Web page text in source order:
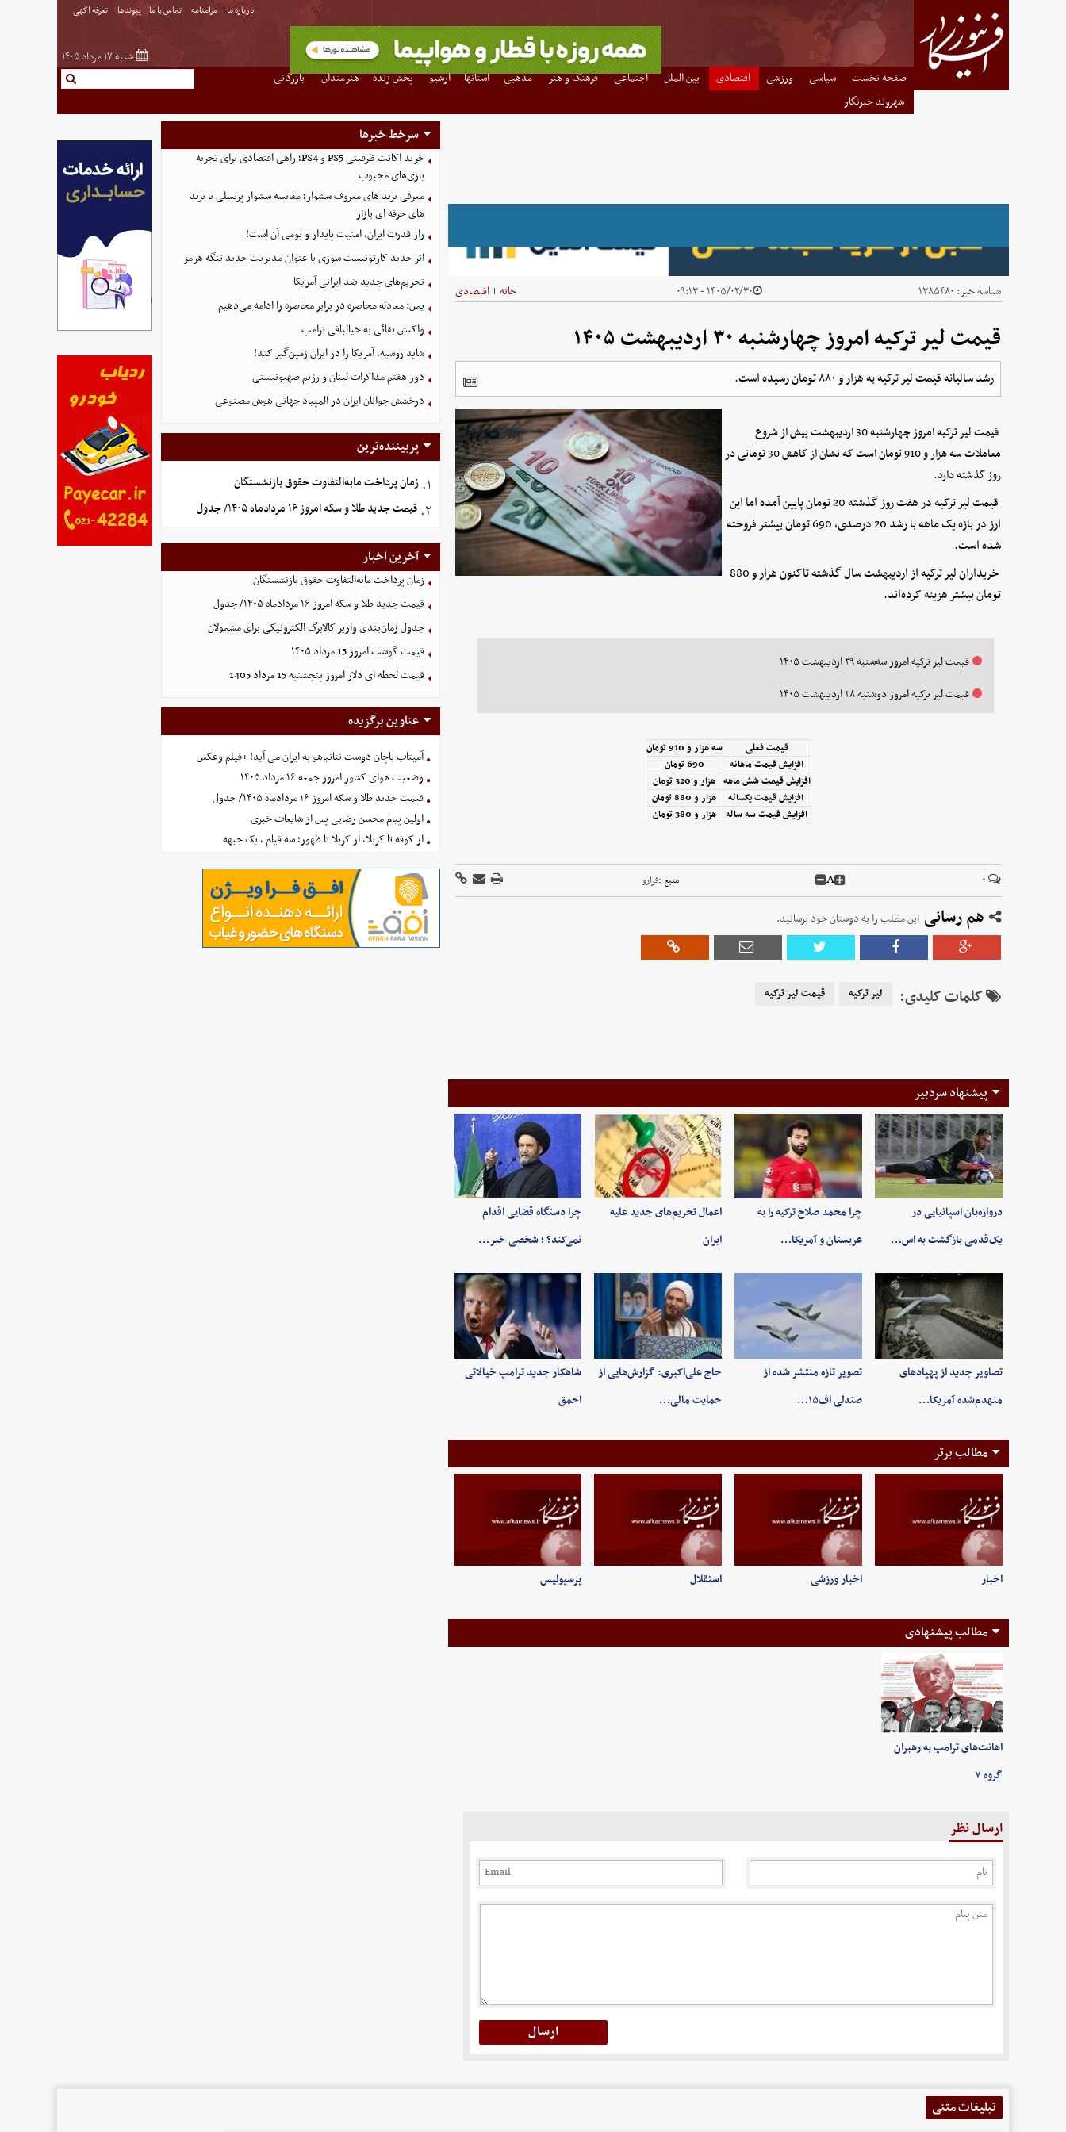
درباره ما مرامنامه تماس با ما پیوندها تعرفه اگهی
شنبه ۱۷ مرداد ۱۴۰۵
صفحه نخست سیاسی ورزشی اقتصادی بین الملل اجتماعی فرهنگ و هنر مذهبی استانها آرشیو پخش زنده هنرمندان
بازرگانی
شهروند خبرنگار
شناسه خبر: ۱۳۸۵۴۸۰ ۱۴۰۵/۰۲/۳۰ - ۰۹:۱۳ خانه | اقتصادی
قیمت لیر ترکیه امروز چهارشنبه ۳۰ اردیبهشت ۱۴۰۵
رشد سالیانه قیمت لیر ترکیه به هزار و ۸۸۰ تومان رسیده است.
قیمت لیر ترکیه امروز چهارشنبه 30 اردیبهشت پیش از شروع
معاملات سه هزار و 910 تومان است که نشان از کاهش 30 تومانی در
روز گذشته دارد.
قیمت لیر ترکیه در هفت روز گذشته 20 تومان پایین آمده اما این
ارز در بازه یک ماهه با رشد 20 درصدی، 690 تومان بیشتر فروخته
شده است.
خریداران لیر ترکیه از اردیبهشت سال گذشته تاکنون هزار و 880
تومان بیشتر هزینه کرده‌اند.
قیمت لیر ترکیه امروز سه‌شنبه ۲۹ اردیبهشت ۱۴۰۵
قیمت لیر ترکیه امروز دوشنبه ۲۸ اردیبهشت ۱۴۰۵
قیمت فعلی
سه هزار و 910 تومان
افزایش قیمت ماهانه
690 تومان
افزایش قیمت شش ماهه هزار و 320 تومان
افزایش قیمت یکساله
هزار و 880 تومان
افزایش قیمت سه ساله
هزار و 380 تومان
۰ A منبع :فرارو
هم رسانی این مطلب را به دوستان خود برسانید.
کلمات کلیدی: لیر ترکیه قیمت لیر ترکیه
پیشنهاد سردبیر
دروازه‌بان اسپانیایی در
یک‌قدمی بازگشت به اس…
چرا محمد صلاح ترکیه را به
عربستان و آمریکا…
اعمال تحریم‌های جدید علیه
ایران
چرا دستگاه قضایی اقدام
نمی‌کند؟ ؛ شخصی خبر…
تصاویر جدید از پهپادهای
منهدم‌شده آمریکا…
تصویر تازه منتشر شده از
صندلی اف۱۵…
حاج علی‌اکبری: گزارش‌هایی از
حمایت مالی…
شاهکار جدید ترامپ خیالاتی
احمق
مطالب برتر
اخبار اخبار ورزشی استقلال پرسپولیس
مطالب پیشنهادی
اهانت‌های ترامپ به رهبران
گروه ۷
ارسال نظر
سرخط خبرها
خرید اکانت ظرفیتی PS5 و PS4؛ راهی اقتصادی برای تجربه
بازی‌های محبوب
معرفی برند های معروف سشوار؛ مقایسه سشوار پرنسلی با برند
های حرفه ای بازار
راز قدرت ایران، امنیت پایدار و بومی آن است!
اثر جدید کارتونیست سوری با عنوان مدیریت جدید تنگه هرمز
تحریم‌های جدید ضد ایرانی آمریکا
یمن: معادله محاصره در برابر محاصره را ادامه می‌دهیم
واکنش بقائی به خیالبافی ترامپ
شاید روسیه، آمریکا را در ایران زمین‌گیر کند!
دور هفتم مذاکرات لبنان و رژیم صهیونیستی
درخشش جوانان ایران در المپیاد جهانی هوش مصنوعی
پربیننده‌ترین
۱. زمان پرداخت مابه‌التفاوت حقوق بازنشستگان
۲. قیمت جدید طلا و سکه امروز ۱۶ مردادماه ۱۴۰۵/ جدول
آخرین اخبار
زمان پرداخت مابه‌التفاوت حقوق بازنشستگان
قیمت جدید طلا و سکه امروز ۱۶ مردادماه ۱۴۰۵/ جدول
جدول زمان‌بندی واریز کالابرگ الکترونیکی برای مشمولان
قیمت گوشت امروز 15 مرداد ۱۴۰۵
قیمت لحظه ای دلار امروز پنجشنبه 15 مرداد 1405
عناوین برگزیده
آمیتاب باچان دوست نتانیاهو به ایران می آید! +فیلم وعکس
وضعیت هوای کشور امروز جمعه ۱۶ مرداد ۱۴۰۵
قیمت جدید طلا و سکه امروز ۱۶ مردادماه ۱۴۰۵/ جدول
اولین پیام محسن رضایی پس از شایعات خبری
از کوفه تا کربلا، از کربلا تا ظهور؛ سه قیام ، یک جبهه
تبلیغات متنی